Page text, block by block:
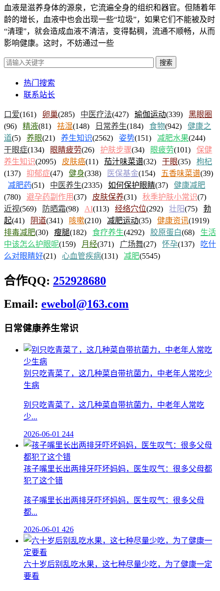
血液是滋养身体的源泉，它流遍全身的组织和器官。但随着年
龄的增长，血液中也会出现一些“垃圾”，如果它们不能被及时
“清理”，就会造成血液不清洁，变得黏稠，流通不顺畅，从而
影响健康。这时，不妨通过一些
搜索
热门搜索
联系站长
口爱(161) 卵巢(285) 中医疗法(427) 瑜伽运动(339) 黑眼圈
(96) 精液(81) 祛湿(148) 日常养生(184) 食物(942) 健康之
道(5) 养眼(21) 养生知识(2562) 姿势(151) 减肥水果(244)
干眼症(134) 眼睛疲劳(26) 护肤步骤(34) 眼疲劳(101) 保健
养生知识(2095) 皮肤癌(11) 茄汁味菜谱(32) 干眼(35) 枸杞
(137) 抑郁症(47) 健身(338) 医保基金(154) 五香味菜谱(39)
减肥药(51) 中医养生(2335) 如何保护眼睛(37) 健康减肥
(780) 避孕药副作用(37) 皮肤保养(31) 秋季护肤小常识(7)
近视(569) 防晒霜(98) AI(113) 经络穴位(292) 壮阳(75) 勃
起(41) 阴道(341) 咳嗽(210) 减肥运动(35) 健康资讯(1919)
排毒减肥(30) 瘦腿(182) 食疗养生(4292) 胶原蛋白(68) 生活
中该怎么护眼呢(159) 月经(371) 广场舞(27) 怀孕(137)
吃什
么对眼睛好(21) 心血管疾病(131) 减肥(5545)
合作QQ: 252928680
Email: ewebol@163.com
日常健康养生常识
别只吃青菜了，这几种菜自带抗菌力，中老年人常吃少
生病
别只吃青菜了，这几种菜自带抗菌力，中老年人常吃
少...
2026-06-01 244
孩子嘴里长出两排牙吓坏妈妈，医生叹气：很多父母都
犯了这个错
孩子嘴里长出两排牙吓坏妈妈，医生叹气：很多父母
都...
2026-06-01 426
六十岁后别乱吃水果，这七种尽量少吃，为了健康一定
要看